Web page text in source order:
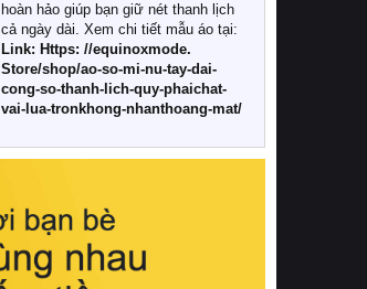
Khác với các dòng sản phẩm thông
thường, những bộ chăn ga gối đệm
cao cấp trải qua quy trình sản xuất
nghiêm ngặt từ khâu chọn lọc nguyên
liệu tự nhiên đến công nghệ dệt
nhuộm hiện đại không chứa hóa chất
này, bạn sẽ cảm nhận rõ rệt sự khác
hồi chuẩn xác của phần đệm nâng đỡ
cột sống.
Bên cạnh đó, việc lựa chọn các dòng
hoàn hảo giúp bạn giữ nét thanh lịch
cả ngày dài. Xem chi tiết mẫu áo tại:
Link: Https: //equinoxmode.
Store/shop/ao-so-mi-nu-tay-dai-
cong-so-thanh-lich-quy-phaichat-
vai-lua-tronkhong-nhanthoang-mat/